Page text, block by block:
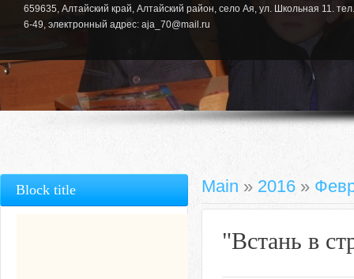
659635, Алтайский край, Алтайский район, село Ая, ул. Школьная 11.
6-49, электронный адрес: aja_70@mail.ru
Main » 2016 »
"Встань в
Block title